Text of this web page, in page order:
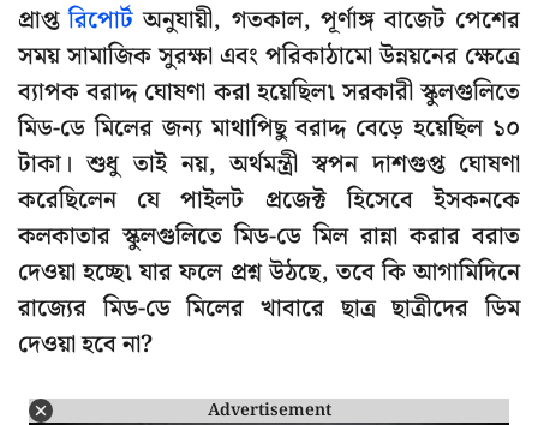
প্রাপ্তরিপোর্ট অনুযায়ী, গতকাল, পূর্ণাঙ্গ বাজেট পেশের
সময় সামাজিক সুরক্ষা এবং পরিকাঠামো উন্নয়নের ক্ষেত্রে
ব্যাপক বরাদ্দ ঘোষণা করা হয়েছিল৷ সরকারী স্কুলগুলিতে
মিড-ডে মিলের জন্য মাথাপিছু বরাদ্দ বেড়ে হয়েছিল ১০
টাকা। শুধু তাই নয়, অর্থমন্ত্রী স্বপন দাশগুপ্ত ঘোষণা
করেছিলেন যে পাইলট প্রজেক্ট হিসেবে ইসকনকে
কলকাতার স্কুলগুলিতে মিড-ডে মিল রান্না করার বরাত
দেওয়া হচ্ছে৷ যার ফলে প্রশ্ন উঠছে, তবে কি আগামিদিনে
রাজ্যের মিড-ডে মিলের খাবারে ছাত্র ছাত্রীদের ডিম
দেওয়া হবে না?
Advertisement